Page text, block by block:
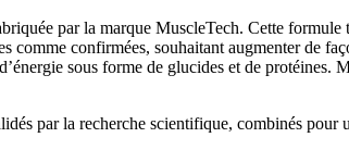
par la marque MuscleTech. Cette
comme confirmées, souhaitant augmenter de
sous forme de glucides et de protéines.
par la recherche scientifique, combinés pour